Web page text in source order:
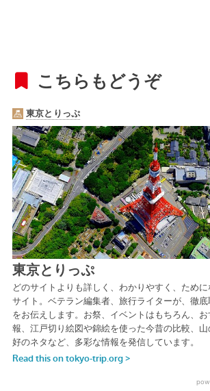
こちらもどうぞ